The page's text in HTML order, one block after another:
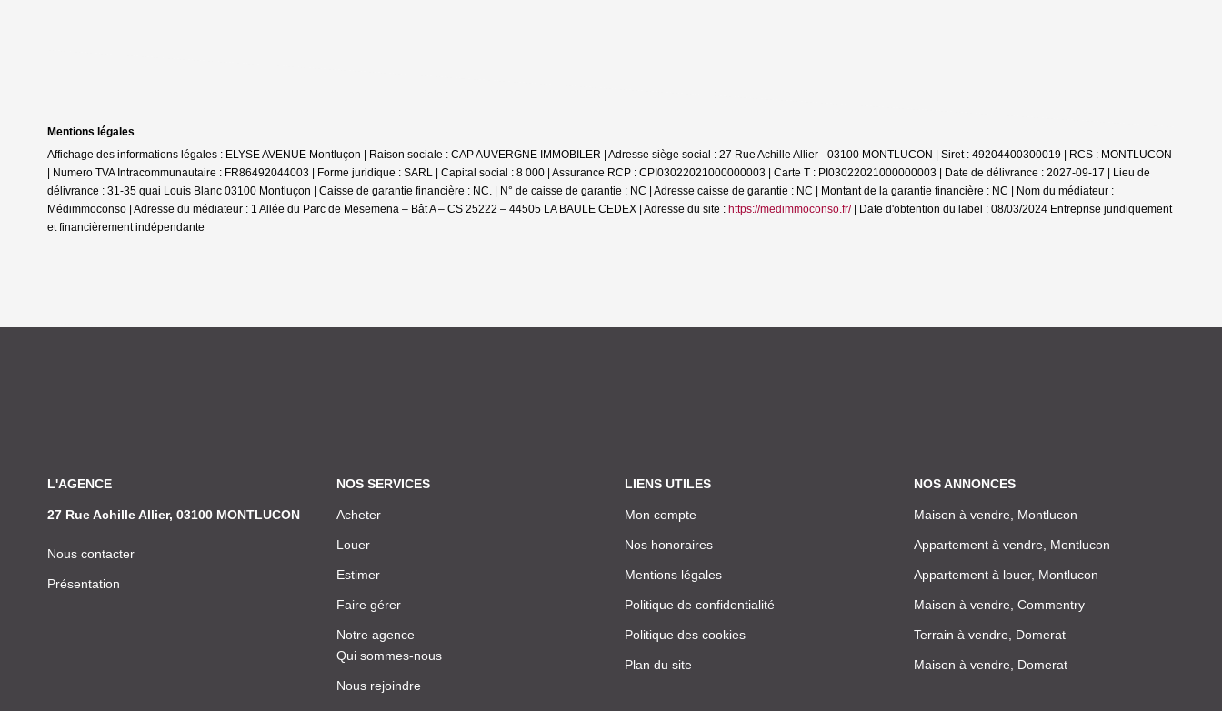
Mentions légales
Affichage des informations légales : ELYSE AVENUE Montluçon | Raison sociale : CAP AUVERGNE IMMOBILER | Adresse siège social : 27 Rue Achille Allier - 03100 MONTLUCON | Siret : 49204400300019 | RCS : MONTLUCON
| Numero TVA Intracommunautaire : FR86492044003 | Forme juridique : SARL | Capital social : 8 000 | Assurance RCP : CPI03022021000000003 | Carte T : PI03022021000000003 | Date de délivrance : 2027-09-17 | Lieu de
délivrance : 31-35 quai Louis Blanc 03100 Montluçon | Caisse de garantie financière : NC. | N° de caisse de garantie : NC | Adresse caisse de garantie : NC | Montant de la garantie financière : NC | Nom du médiateur :
Médimmoconso | Adresse du médiateur : 1 Allée du Parc de Mesemena – Bât A – CS 25222 – 44505 LA BAULE CEDEX | Adresse du site : https://medimmoconso.fr/| Date d'obtention du label : 08/03/2024 Entreprise juridiquement
et financièrement indépendante
L'AGENCE
27 Rue Achille Allier, 03100 MONTLUCON
Nous contacter
Présentation
NOS SERVICES
Acheter
Louer
Estimer
Faire gérer
Notre agence
Qui sommes-nous
Nous rejoindre
LIENS UTILES
Mon compte
Nos honoraires
Mentions légales
Politique de confidentialité
Politique des cookies
Plan du site
NOS ANNONCES
Maison à vendre, Montlucon
Appartement à vendre, Montlucon
Appartement à louer, Montlucon
Maison à vendre, Commentry
Terrain à vendre, Domerat
Maison à vendre, Domerat